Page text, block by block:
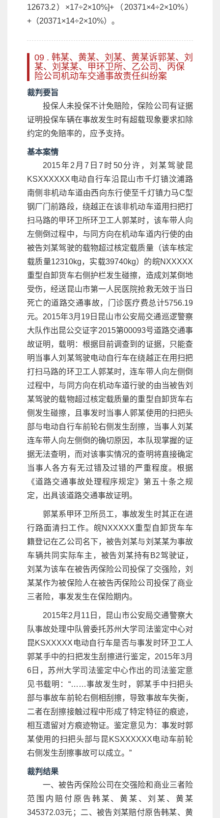
12673.2）×17÷2×10%]+（20371×4÷2×10%）
+（20371×14÷2×10%）。
09 . 韩某、黄某、刘某、黄某诉郭某、刘
某、刘某某、甲环卫所、乙公司、丙保
险公司机动车交通事故责任纠纷案
裁判要旨
投保人未投保不计免赔险，保险公司有证据
证明投保车辆在事故发生时有超载现象要求扣除
约定的免赔率的，应予支持。
基本案情
2015年2月7日7时50分许，刘某驾驶昆
KSXXXXXX电动自行车沿昆山市千灯镇汶浦路
南侧非机动车道由西向东行使至千灯镇力马C型
钢厂门前路段，绕越正在该非机动车道用扫把打
扫马路的甲环卫所环卫工人郭某时，该车带人向
左侧倒过程中，与同方向在机动车道内行使的由
被告刘某驾驶的载物超过核定载质量（该车核定
载质量12310kg，实载39740kg）的皖NXXXXX
重型自卸货车右侧护栏发生碰擦，造成刘某倒地
受伤，经送昆山市第一人民医院抢救无效于当日
死亡的道路交通事故，门诊医疗费总计5756.19
元。2015年3月19日昆山市公安局交通巡逻警察
大队作出昆公交证字2015第00093号道路交通事
故证明，载明：根据目前调查到的证据，只能查
明当事人刘某驾驶电动自行车在绕越正在用扫把
打扫马路的环卫工人郭某时，连车带人向左侧倒
过程中，与同方向在机动车道行驶的由当被告刘
某驾驶的载物超过核定载质量的重型自卸货车右
侧发生碰擦，且事发时当事人郭某使用的扫把头
部与电动自行车前轮右侧发生刮擦，当事人刘某
连车带人向左侧倒的确切原因，本队现掌握的证
据无法查明，而对该事实情况的查明将直接确定
当事人各方有无过错及过错的严重程度。根据
《道路交通事故处理程序规定》第五十条之规
定，出具该道路交通事故证明。
郭某系甲环卫所员工，事故发生时其正在进
行路面清扫工作。皖NXXXXX重型自卸货车车
籍登记在乙公司名下，被告刘某与刘某某为事故
车辆共同实际车主，被告刘某持有B2驾驶证，
刘某为该车在被告丙保险公司投保了交强险，刘
某某作为被保险人在被告丙保险公司投保了商业
三者险，事发发生在保险期内。
2015年2月11日，昆山市公安局交通警察大
队事故处理中队曾委托苏州大学司法鉴定中心对
昆KSXXXXX电动自行车是否与事发时环卫工人
郭某手中的扫把发生刮擦进行鉴定，2015年3月
6日，苏州大学司法鉴定中心作出的司法鉴定意
见书载明：“……事故发生时，郭某手中扫把头
部与事故车前轮右侧相刮擦，导致事故车失衡，
二者在刮擦接触过程中形成了特定特征的痕迹，
相互遗留对方痕迹物证。鉴定意见为：事发时郭
某使用的扫把头部与昆KSXXXXXX电动车前轮
右侧发生刮擦事故可以成立。”
裁判结果
一、被告丙保险公司在交强险和商业三者险
范围内赔付原告韩某、黄某、刘某、黄某
345372.03元；二、被告刘某赔付原告韩某、黄